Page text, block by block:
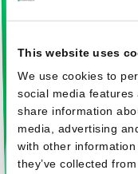
This website uses
We use cookies to
social media
share information
media, advertising
with other
they’ve collected